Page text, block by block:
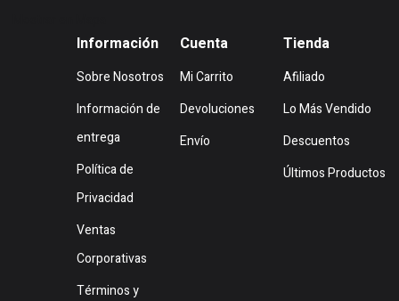
Información
Sobre Nosotros
Información de
entrega
Política de
Privacidad
Ventas
Corporativas
Términos y
Cuenta
Mi Carrito
Devoluciones
Envío
Tienda
Afiliado
Lo Más Vendido
Descuentos
Últimos Productos